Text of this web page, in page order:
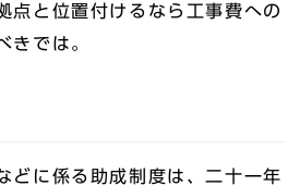
点と位置付けるなら工事費への
きでは。
どに係る助成制度は、二十一年